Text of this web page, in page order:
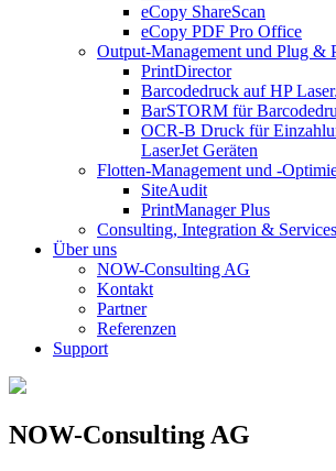
eCopy ShareScan
eCopy PDF Pro Office
Output-Management und Plug &
PrintDirector
Barcodedruck auf HP
BarSTORM für
OCR-B Druck für
LaserJet Geräten
Flotten-Management und -
SiteAudit
PrintManager Plus
Consulting, Integration & Services
Über uns
NOW-Consulting AG
Kontakt
Partner
Referenzen
Support
NOW-Consulting AG